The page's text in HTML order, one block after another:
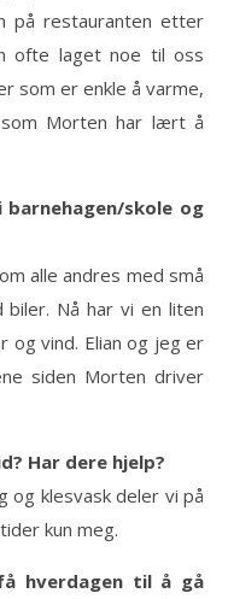
på restauranten etter
ofte laget noe til oss
som er enkle å varme,
Morten har lært å
skole og
alle andres med små
biler. Nå har vi en liten
og vind. Elian og jeg er
siden Morten driver
Har dere hjelp?
og klesvask deler vi på
kun meg.
hverdagen til å gå